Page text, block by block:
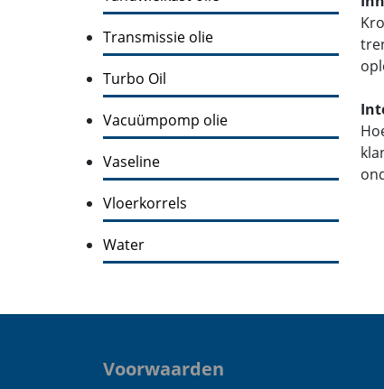
Transmissie olie
Turbo Oil
Vacuümpomp olie
Vaseline
Vloerkorrels
Water
Voorwaarden